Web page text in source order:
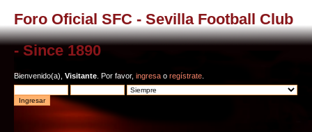
Foro Oficial SFC - Sevilla Football Club
- Since 1890
Bienvenido(a), Visitante . Por favor, ingresa o regístrate